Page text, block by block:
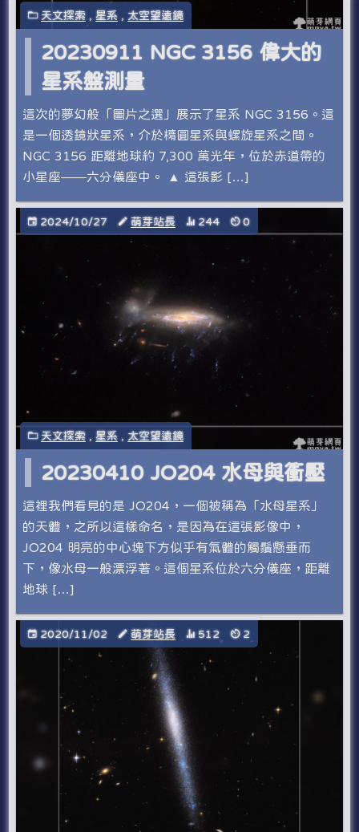
天文探索 ,星系 太空望遠鏡
20230911 NGC 3156 偉大的
星系盤測量
這次的夢幻般「圖片之選」展示了星系 NGC 3156。這
是一個透鏡狀星系，介於橢圓星系與螺旋星系之間。
NGC 3156 距離地球約 7,300 萬光年，位於赤道帶的
小星座——六分儀座中。 ▲ 這張影 […]
2024/10/27 萌芽站長 244 0
天文探索 ,星系 , 太空望遠鏡
20230410 JO204 水母與衝壓
這裡我們看見的是 JO204，一個被稱為「水母星系」
的天體，之所以這樣命名，是因為在這張影像中，
JO204 明亮的中心塊下方似乎有氣體的觸鬚懸垂而
下，像水母一般漂浮著。這個星系位於六分儀座，距離
地球 […]
2020/11/02 萌芽站長 512 2